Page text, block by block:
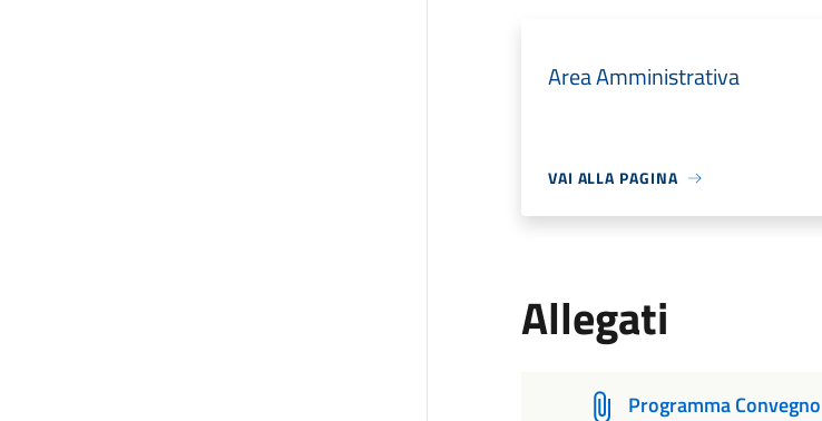
Area Amministrativa
VAI ALLA PAGINA
Allegati
Programma Convegno